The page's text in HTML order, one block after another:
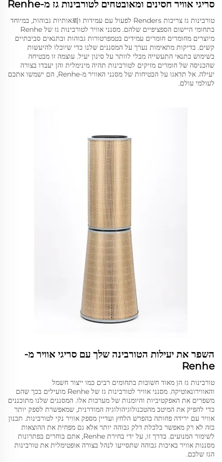
סריגי אוויר חסינים ומאובטחים לטורבינות גז מ-Renhe
טורבינות גז צריכות Renders לפעול עם עמידות ו뢰אותיות גבוהות, במיוחד
בתחומי היישום הספציפיים שלהם. מסנני אוויר לטורבינות גז של Renhe
מיוצרים מחומרים חומרים עמידים בטמפרטורות גבוהות ובתנאים סביבתיים
קשים. בדיקות מתאימות נערך על המסננים שלנו כדי שיוכלו להיעשות
בשימוש בתנאי התעשייה מבלי לוותר על סינון יעיל. עוצמה זו מבטיחה
שהכניסה של חומרים מזיקים לטורבינות תהיה מינימלית והן יעבדו בצורה
יעילה. אל תדאגו על הבטיחות של מסנני האוויר מ-Renhe, הם ישמשו אתכם
לעולמי עולם.
השפר את יעילות הטורבינה שלך עם סריגי אוויר מ-
Renhe
טורבינות גז הן מאוד חשובות בתחומים רבים כמו ייצור חשמל
והאווירונאוטיקה. מסנני אוויר לטורבינות גז של Renhe מועילים בכך שהם
משפרים את האפקטיביות והיומנות של מערכות אלו. המסננים שלנו מתוכננים
כדי להפיק את המיטב מהטכנולוגיהולוגיה המודרנית, שמאפשרת לספק יותר
אוויר עם ירידה פחותה בהפרש הלחץ ועדיין מספק אוויר נקי לטורבינות. תכנון
כזה לא רק מאפשר כלכלת דלק גבוהה יותר אלא גם מפחית את ההוצאות
לשימור המנועים. בדרך זו, על ידי בחירת Renhe, אתם בוחרים בפתרונות
מסננות אוויר באיכות גבוהה שתסייעו לנהל בצורה אופטימלית את טורבינות
הגז שלכם.